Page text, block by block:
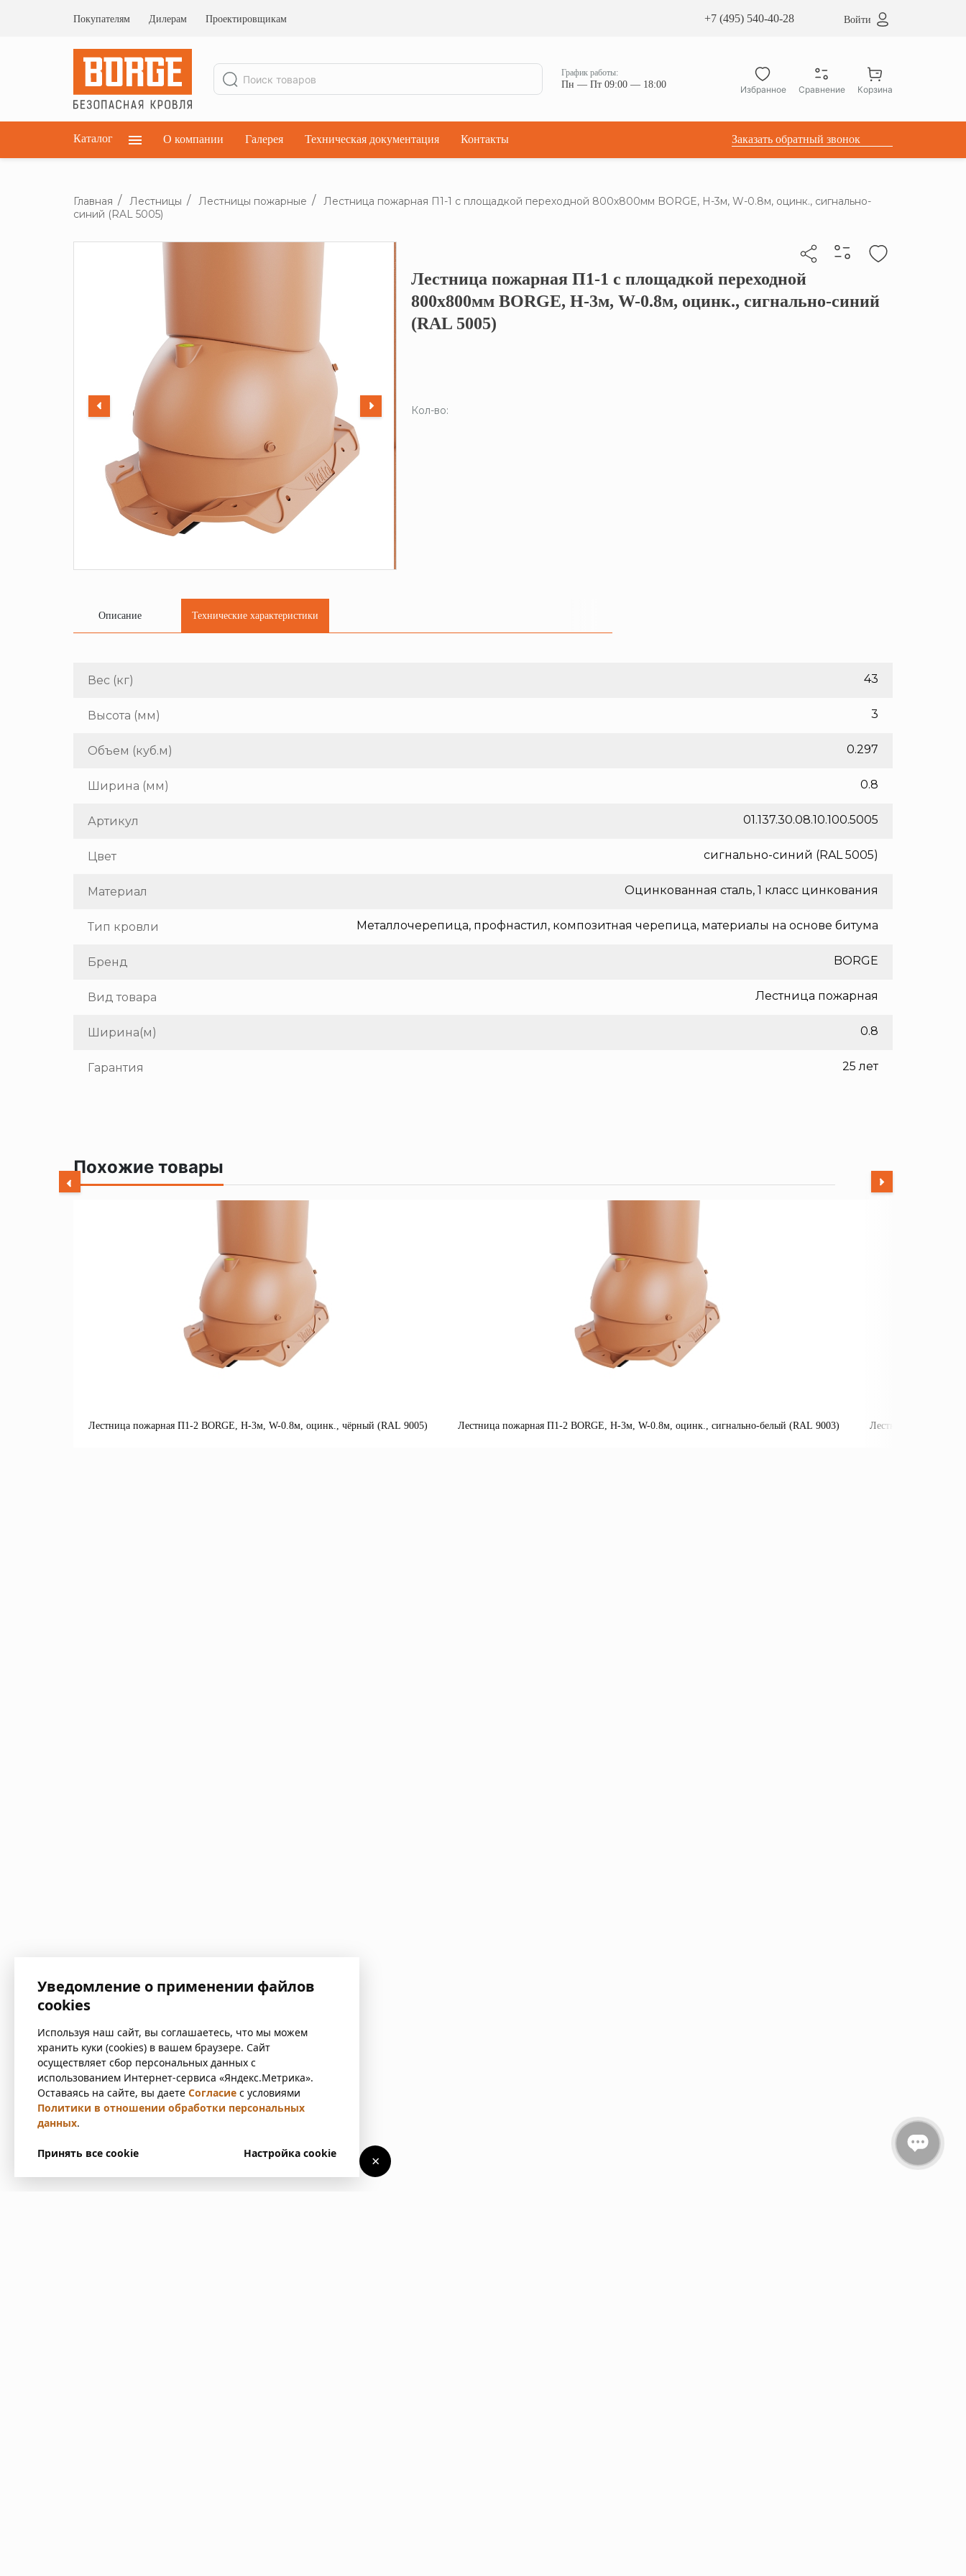
Покупателям Дилерам Проектировщикам +7 (495) 540-40-28 Войти
График работы:
Пн — Пт 09:00 — 18:00 Избранное Сравнение Корзина
Каталог
Ограждения парапетные
Чердачные лестницы ATICCO
О компании Галерея Техническая документация Контакты Заказать обратный звонок
Главная Лестницы Лестницы пожарные
Лестница пожарная П1-1 с площадкой переходной 800х800мм BORGE, Н-3м, W-0.8м, оцинк., сигнально-
синий (RAL 5005)
Кликните, чтобы скопировать прямую ссылку
Лестница пожарная П1-1 с площадкой переходной
800х800мм BORGE, Н-3м, W-0.8м, оцинк., сигнально-синий
(RAL 5005)
Кол-во:
Описание Технические характеристики
Вес (кг) 43
Высота (мм) 3
Объем (куб.м) 0.297
Ширина (мм) 0.8
Артикул 01.137.30.08.10.100.5005
Цвет сигнально-синий (RAL 5005)
Материал Оцинкованная сталь, 1 класс цинкования
Тип кровли Металлочерепица, профнастил, композитная черепица, материалы на основе битума
Бренд BORGE
Вид товара Лестница пожарная
Ширина(м) 0.8
Гарантия 25 лет
Похожие товары
Лестница пожарная П1-2 BORGE, Н-3м, W-0.8м, оцинк., чёрный (RAL 9005) Лестница пожарная П1-2 BORGE, Н-3м, W-0.8м, оцинк., сигнально-белый (RAL 9003) Лестница пожарная
Уведомление о применении файлов
cookies
Используя наш сайт, вы соглашаетесь, что мы можем
хранить куки (cookies) в вашем браузере. Сайт
осуществляет сбор персональных данных с
использованием Интернет-сервиса «Яндекс.Метрика».
Оставаясь на сайте, вы даете Согласие с условиями
Политики в отношении обработки персональных
данных.
Принять все cookie Настройка cookie ×